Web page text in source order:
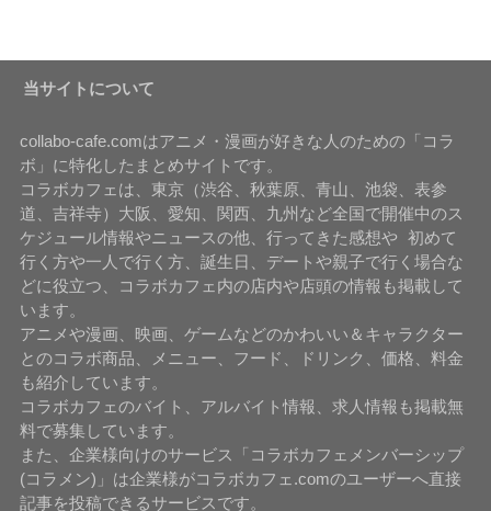
当サイトについて
collabo-cafe.comはアニメ・漫画が好きな人のための「コラ
ボ」に特化したまとめサイトです。
コラボカフェは、東京（渋谷、秋葉原、青山、池袋、表参
道、吉祥寺）大阪、愛知、関西、九州など全国で開催中のス
ケジュール情報やニュースの他、行ってきた感想や 初めて
行く方や一人で行く方、誕生日、デートや親子で行く場合な
どに役立つ、コラボカフェ内の店内や店頭の情報も掲載して
います。
アニメや漫画、映画、ゲームなどのかわいい＆キャラクター
とのコラボ商品、メニュー、フード、ドリンク、価格、料金
も紹介しています。
コラボカフェのバイト、アルバイト情報、求人情報も掲載無
料で募集しています。
また、企業様向けのサービス「コラボカフェメンバーシップ
(コラメン)」は企業様がコラボカフェ.comのユーザーへ直接
記事を投稿できるサービスです。